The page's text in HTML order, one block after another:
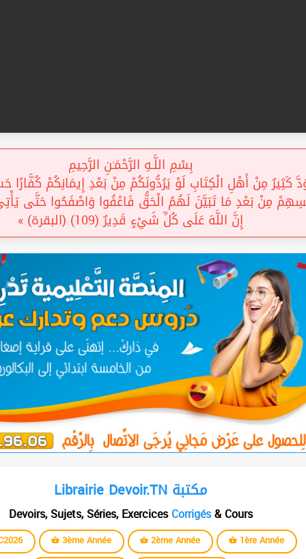
بِسْمِ اللَّـهِ الرَّحْمَـٰنِ الرَّحِيمِ
كَثِيرٌ مِنْ أَهْلِ الْكِتَابِ لَوْ يَرُدُّونَكُمْ مِنْ بَعْدِ إِيمَانِكُمْ كُفَّارًا
مِنْ بَعْدِ مَا تَبَيَّنَ لَهُمُ الْحَقُّ فَاعْفُوا وَاصْفَحُوا حَتَّى
إِنَّ اللَّهَ عَلَى كُلِّ شَيْءٍ قَدِيرٌ (109) (البقرة) »
Librairie Devoir.TN مكتبة
Devoirs, Sujets, Séries, ExercicesCorrigés& Cours
3ème Année 2ème Année 1ère Année